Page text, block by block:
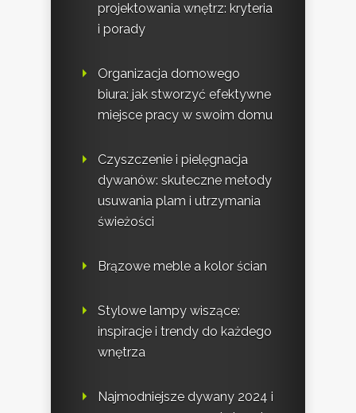
projektowania wnętrz: kryteria
i porady
Organizacja domowego
biura: jak stworzyć efektywne
miejsce pracy w swoim domu
Czyszczenie i pielęgnacja
dywanów: skuteczne metody
usuwania plam i utrzymania
świeżości
Brązowe meble a kolor ścian
Stylowe lampy wiszące:
inspiracje i trendy do każdego
wnętrza
Najmodniejsze dywany 2024 i